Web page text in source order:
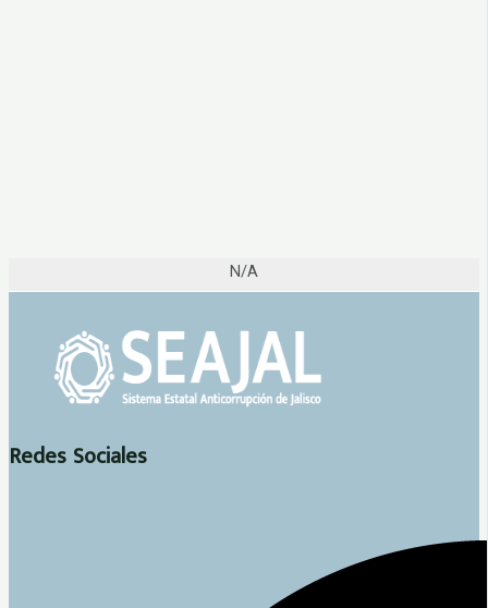
N/A
Redes Sociales